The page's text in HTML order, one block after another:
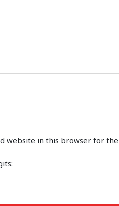
website in this browser for